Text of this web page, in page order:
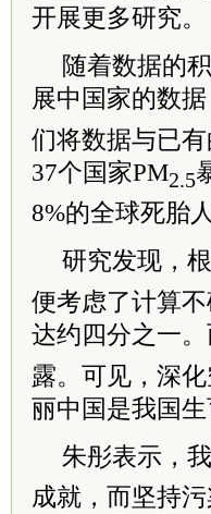
开展更多研究。
随着数据的
展中国家的数
们将数据与已
37个国家PM2.5
8%的全球死胎人
研究发现，
便考虑了计算
达约四分之一
露。可见，深
丽中国是我国生
朱彤表示，
成就，而坚持